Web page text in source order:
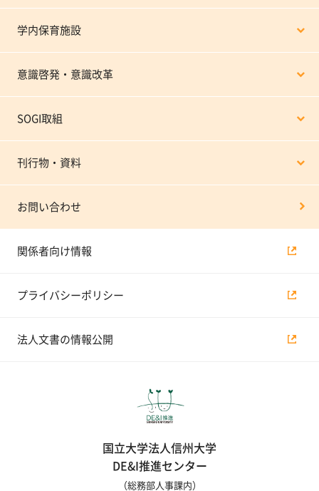
学内保育施設
意識啓発・意識改革
SOGI取組
刊行物・資料
お問い合わせ
国立大学法人信州大学
DE&I推進センター
（総務部人事課内）
関係者向け情報
プライバシーポリシー
法人文書の情報公開